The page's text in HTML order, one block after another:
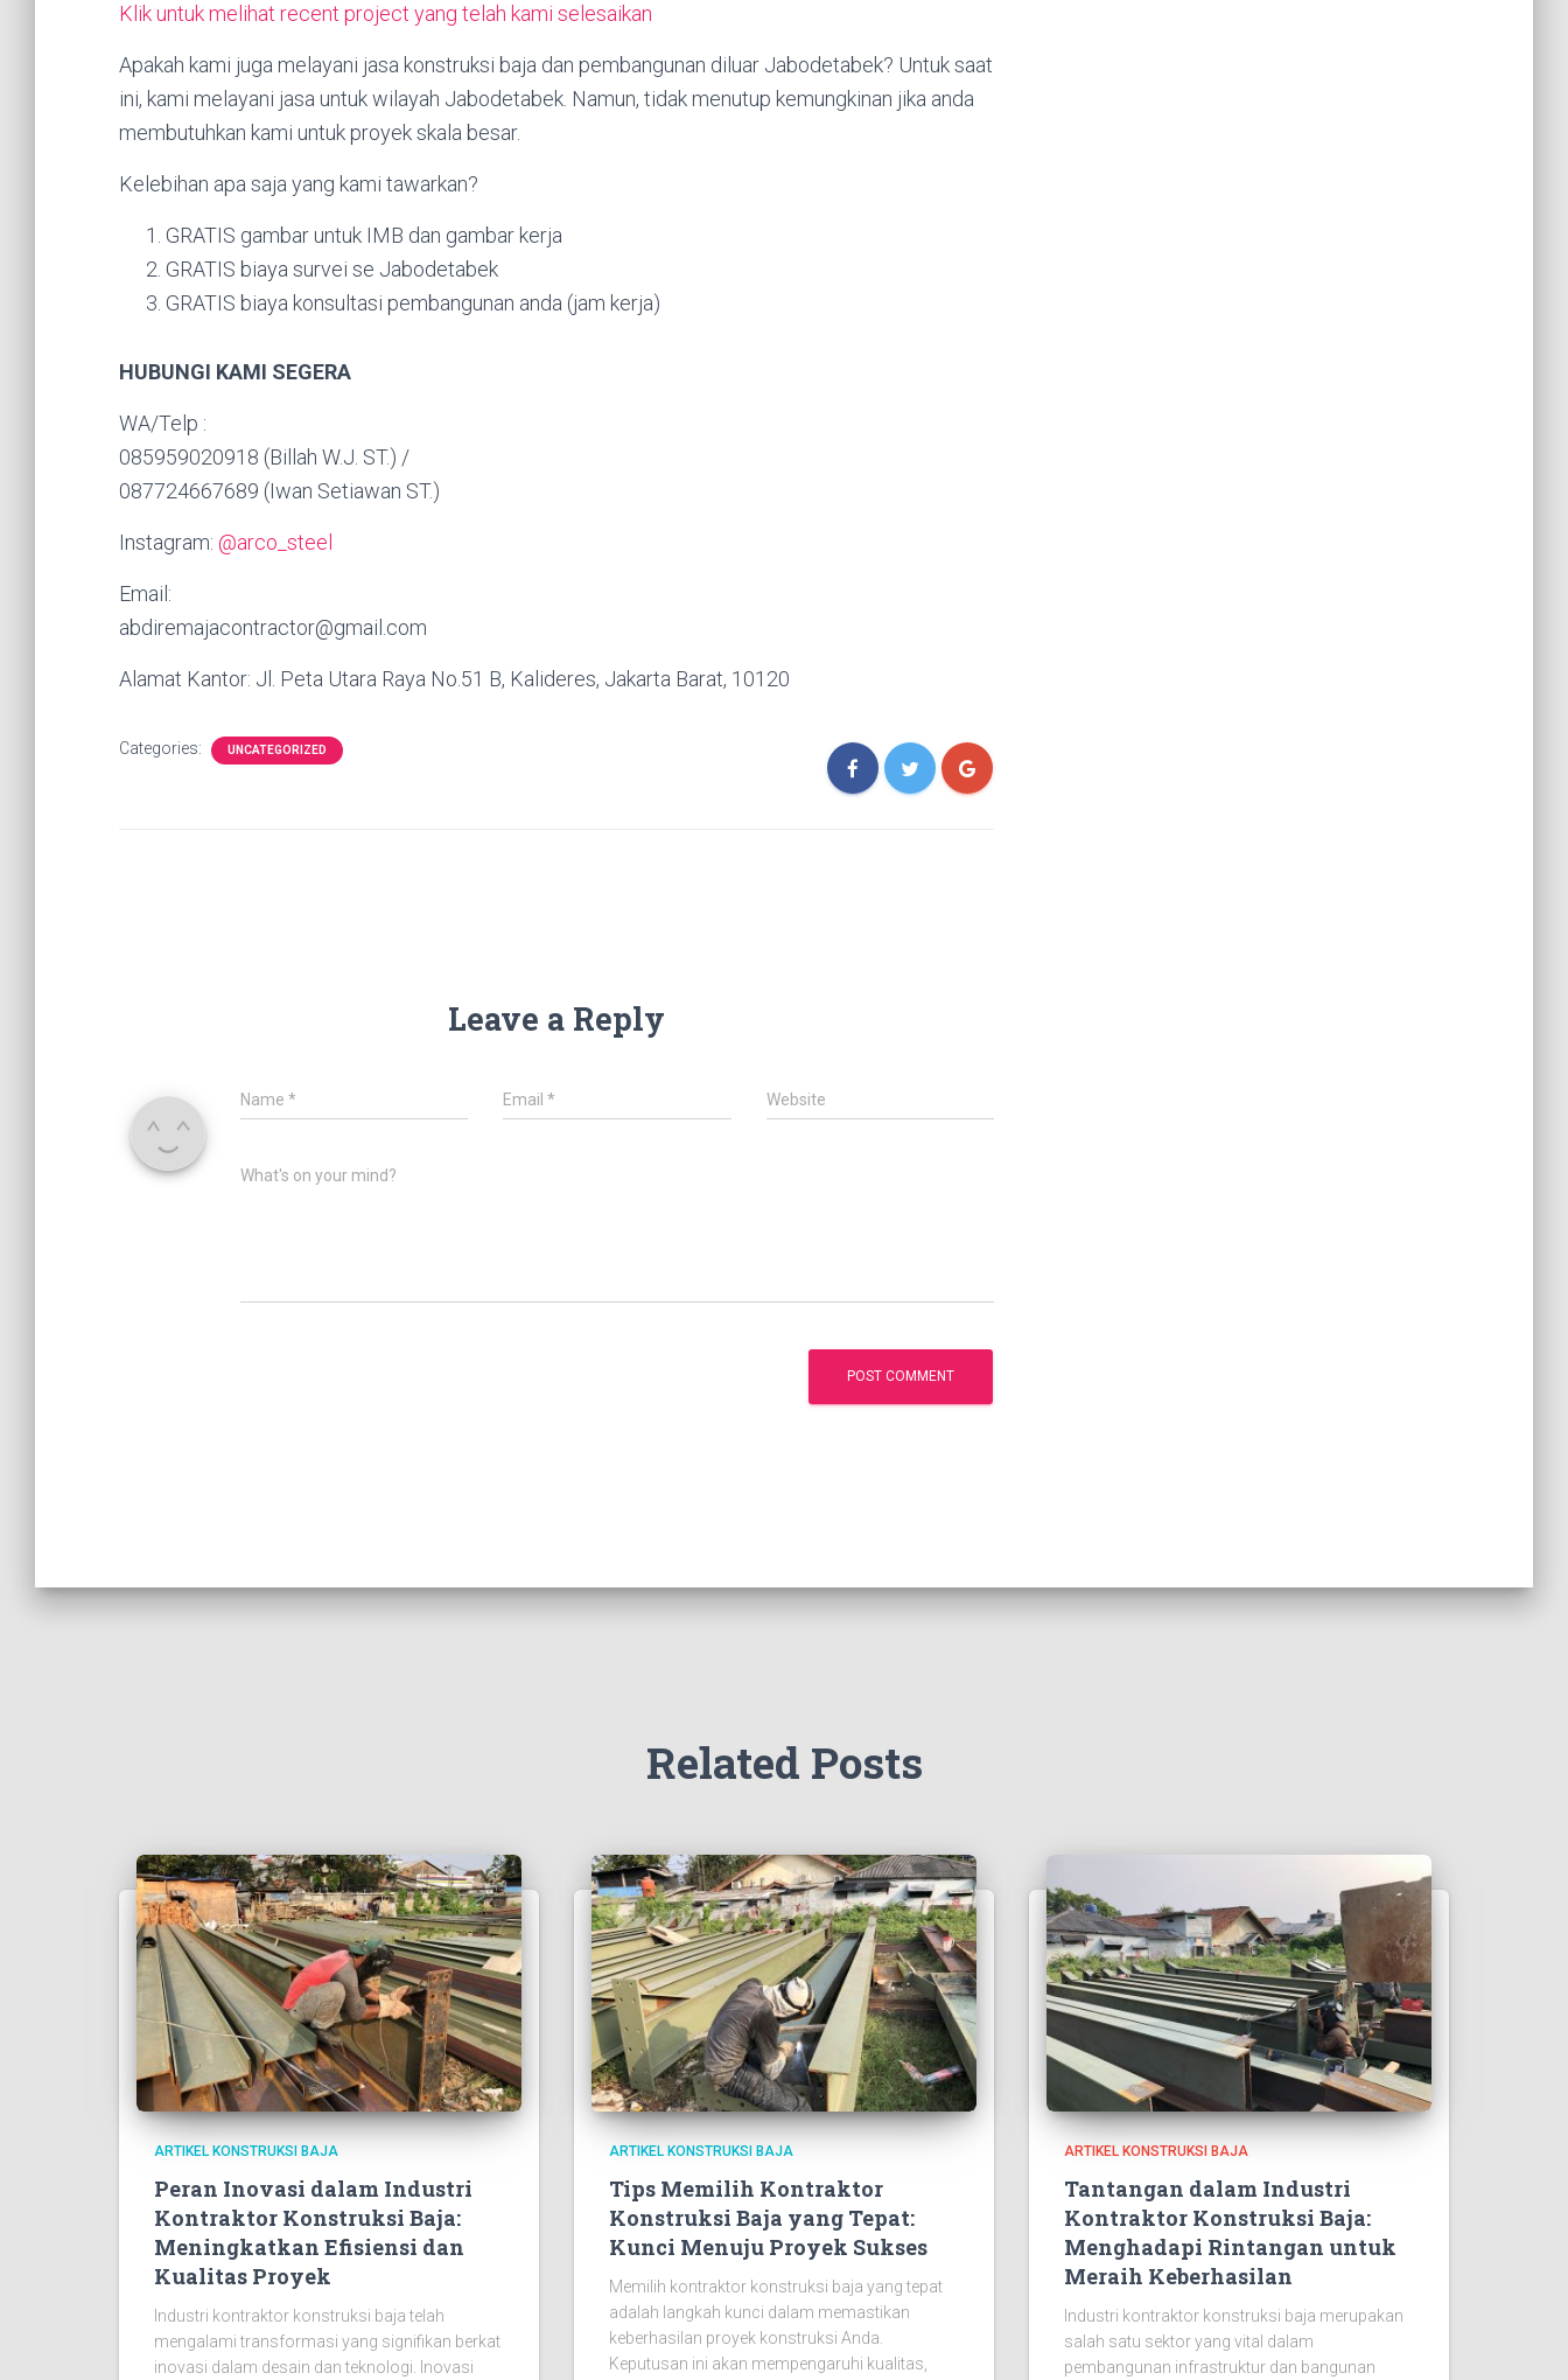
Klik untuk melihat recent project yang telah kami selesaikan
Apakah kami juga melayani jasa konstruksi baja dan pembangunan diluar Jabodetabek? Untuk saat
ini, kami melayani jasa untuk wilayah Jabodetabek. Namun, tidak menutup kemungkinan jika anda
membutuhkan kami untuk proyek skala besar.
Kelebihan apa saja yang kami tawarkan?
GRATIS gambar untuk IMB dan gambar kerja
GRATIS biaya survei se Jabodetabek
GRATIS biaya konsultasi pembangunan anda (jam kerja)
HUBUNGI KAMI SEGERA
WA/Telp :
085959020918 (Billah W.J. ST.) /
087724667689 (Iwan Setiawan ST.)
Instagram: @arco_steel
Email:
abdiremajacontractor@gmail.com
Alamat Kantor: Jl. Peta Utara Raya No.51 B, Kalideres, Jakarta Barat, 10120
Categories: UNCATEGORIZED
Leave a Reply
Name * Email* Website
What's on your mind?
Related Posts
ARTIKEL KONSTRUKSI BAJA
Peran Inovasi dalam Industri
Kontraktor Konstruksi Baja:
Meningkatkan Efisiensi dan
Kualitas Proyek
Industri kontraktor konstruksi baja telah
mengalami transformasi yang signifikan berkat
inovasi dalam desain dan teknologi. Inovasi
ARTIKEL KONSTRUKSI BAJA
Tips Memilih Kontraktor
Konstruksi Baja yang Tepat:
Kunci Menuju Proyek Sukses
Memilih kontraktor konstruksi baja yang tepat
adalah langkah kunci dalam memastikan
keberhasilan proyek konstruksi Anda.
Keputusan ini akan mempengaruhi kualitas,
ARTIKEL KONSTRUKSI BAJA
Tantangan dalam Industri
Kontraktor Konstruksi Baja:
Menghadapi Rintangan untuk
Meraih Keberhasilan
Industri kontraktor konstruksi baja merupakan
salah satu sektor yang vital dalam
pembangunan infrastruktur dan bangunan